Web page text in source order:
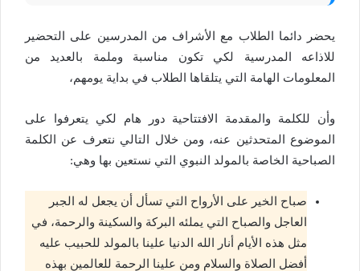
يحضر دائما الطلاب مع الأشراف من المدرسين على التحضير
للاذاعه المدرسية لكي تكون مناسبة وملمة بالعديد من
المعلومات الهامة التي يتلقاها الطلاب في بداية يومهم،
وأن للكلمة والمقدمة الافتتاحية دور هام لكي يتعرفوا على
الموضوع المتحدثين عنه، ومن خلال التالي نتعرف عن الكلمة
الصباحية الخاصة بالمولد النبوي التي نستعين بها وهي:
صباح الخير على الأرواح التي تسأل أن يجعل له الجبر
العاجل والصباح التي يملئه البركة والسكينة والرحمة، في
مثل هذه الأيام أنار الله الدنيا علينا بالمولد للحبيب عليه
أفضل الصلاة والسلام ومن علينا الرحمة للعالمين بهذه